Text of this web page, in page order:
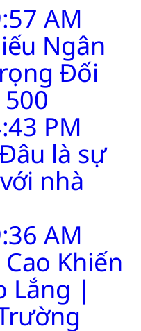
AM
Ngân
Đối
500
PM
là sự
nhà
AM
Khiến
Lắng |